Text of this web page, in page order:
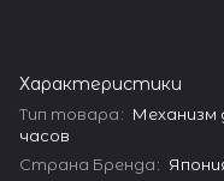
Характеристики
Тип товара: Механизм
часов
Страна Бренда: